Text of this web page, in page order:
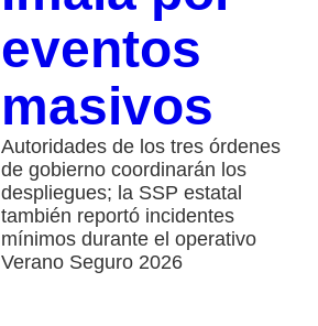
eventos
masivos
Autoridades de los tres órdenes
de gobierno coordinarán los
despliegues; la SSP estatal
también reportó incidentes
mínimos durante el operativo
Verano Seguro 2026